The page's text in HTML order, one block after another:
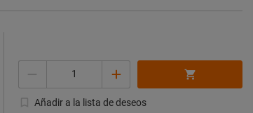
Añadir a la lista de deseos